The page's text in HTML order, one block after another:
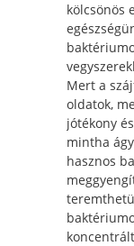
kölcsönös
Mert a
oldatok,
jótékony
mintha
hasznos